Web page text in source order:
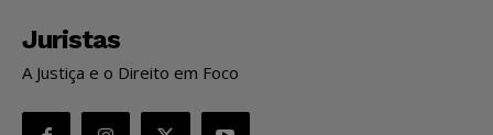
Juristas
A Justiça e o Direito em Foco